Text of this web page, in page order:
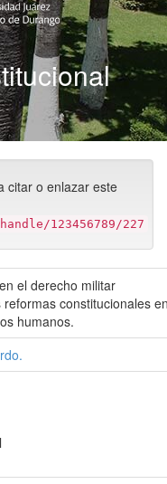
citar o enlazar este
123456789/227
el derecho militar
constitucionales
humanos.